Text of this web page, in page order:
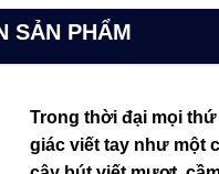
SẢN PHẨM
Trong thời đại mọi
giác viết tay như một